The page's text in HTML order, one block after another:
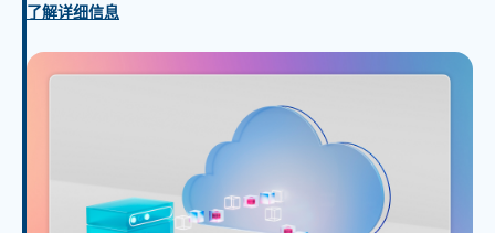
了解详细信息